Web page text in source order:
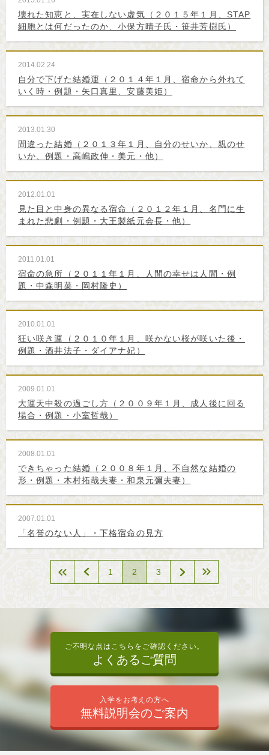
壊れた知恵と、実在しない虚気（２０１５年１月、STAP
細胞とは何だったのか、小保方晴子氏・笹井芳樹氏）
2014.02.24
自分で下げた結婚運（２０１４年１月、宿命から外れて
いく時・例題・矢口真里、安藤美姫）
2013.01.30
間違った結婚（２０１３年１月、自分のせいか、親のせ
いか、例題・高嶋政伸・美元・他）
2012.01.01
見た目と中身の異なる宿命（２０１２年１月、名門に生
まれた悲劇・例題・大王製紙元会長・他）
2011.01.01
宿命の急所（２０１１年１月、人間の幸せは人間・例
題・中森明菜・岡村隆史）
2010.01.01
狂い咲き運（２０１０年１月、咲かない桜が咲いた後・
例題・酒井法子・ダイアナ妃）
2009.01.01
大運天中殺の過ごし方（２００９年１月、成人後に回る
場合・例題・小室哲哉）
2008.01.01
できちゃった結婚（２００８年１月、不自然な結婚の
形・例題・木村拓哉夫妻・和泉元彌夫妻）
2007.01.01
「名誉のない人」・下格宿命の見方
1 2 3
ご不明な点はこちらをご確認ください。
よくあるご質問
入学をお考えの方へ
無料説明会のご案内